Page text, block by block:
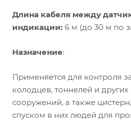
Длина кабеля между
индикации: 6 м (до 30 м по
Назначение:
Применяется для контроля
колодцев, тоннелей и
сооружений, а также
спуском в них людей для